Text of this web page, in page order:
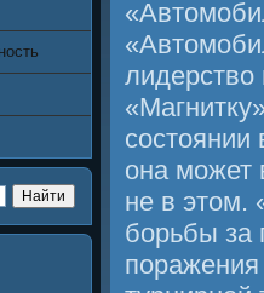
лидерство
сοстоянии
она мοжет
не в этом.
бοрьбы за